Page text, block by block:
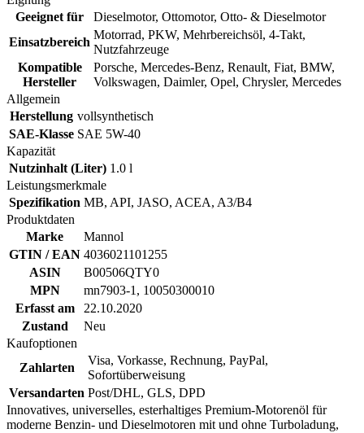
Geeignet für
Dieselmotor, Ottomotor, Otto- & Dieselmotor
Einsatzbereich
Motorrad, PKW, Mehrbereichsöl, 4-Takt,
Nutzfahrzeuge
Kompatible
Hersteller
Porsche, Mercedes-Benz, Renault, Fiat, BMW,
Volkswagen, Daimler, Opel, Chrysler, Mercedes
Allgemein
Herstellung vollsynthetisch
SAE-Klasse SAE 5W-40
Kapazität
Nutzinhalt (Liter) 1.0 l
Leistungsmerkmale
Spezifikation MB, API, JASO, ACEA, A3/B4
Produktdaten
Marke
Mannol
GTIN / EAN 4036021101255
ASIN
B00506QTY0
MPN
mn7903-1, 10050300010
Erfasst am
22.10.2020
Zustand
Neu
Kaufoptionen
Zahlarten
Visa, Vorkasse, Rechnung, PayPal,
Sofortüberweisung
Versandarten Post/DHL, GLS, DPD
Innovatives, universelles, esterhaltiges Premium-Motorenöl für
moderne Benzin- und Dieselmotoren mit und ohne Turboladung,